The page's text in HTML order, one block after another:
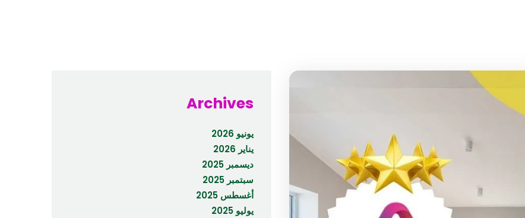
Archives
يونيو 2026
يناير 2026
ديسمبر 2025
سبتمبر 2025
أغسطس 2025
يوليو 2025